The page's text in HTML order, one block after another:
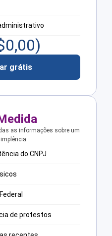
0,00)
grátis
as informações sobre um
do CNPJ
de protestos